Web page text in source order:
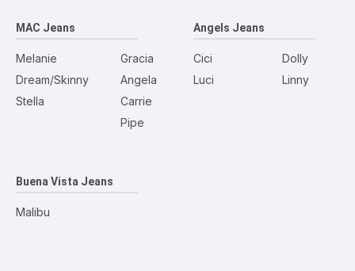
MAC Jeans
Melanie
Dream/Skinny
Stella
Gracia
Angela
Carrie
Pipe
Angels Jeans
Cici
Luci
Dolly
Linny
Buena Vista Jeans
Malibu